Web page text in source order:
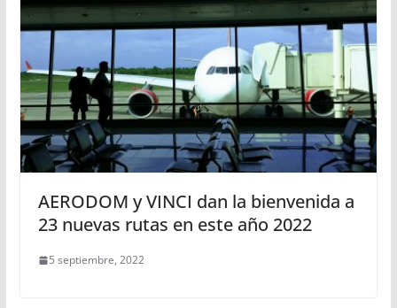
AERODOM y VINCI dan la bienvenida a
23 nuevas rutas en este año 2022
5 septiembre, 2022